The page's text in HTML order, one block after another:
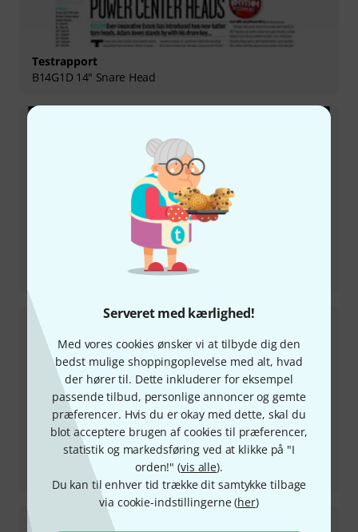
Serveret med kærlighed!
Med vores cookies ønsker vi at tilbyde dig den
bedst mulige shoppingoplevelse med alt, hvad
der hører til. Dette inkluderer for eksempel
passende tilbud, personlige annoncer og gemte
præferencer. Hvis du er okay med dette, skal du
blot acceptere brugen af cookies til præferencer,
statistik og markedsføring ved at klikke på "I
orden!" (vis alle).
Du kan til enhver tid trække dit samtykke tilbage
via cookie-indstillingerne (her)
Testrapport
B14G1D 14" Snare Head
22" EMAD Heavyweight Bass Drum
Testrapport
10" UV1 Coated Tom